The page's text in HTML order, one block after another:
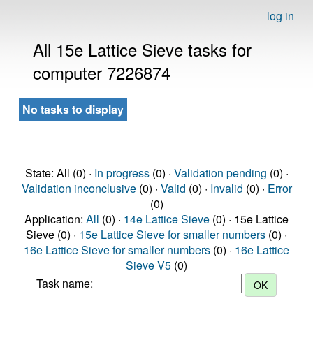
log in
All 15e Lattice Sieve tasks for
computer 7226874
No tasks to display
State: All (0) · In progress(0) · Validation pending (0) ·
Validation inconclusive(0) · Valid (0) · Invalid (0) · Error
(0)
Application: All (0) · 14e Lattice Sieve (0) · 15e Lattice
Sieve (0) · 15e Lattice Sieve for smaller numbers (0) ·
16e Lattice Sieve for smaller numbers (0) · 16e Lattice
Sieve V5 (0)
Task name: